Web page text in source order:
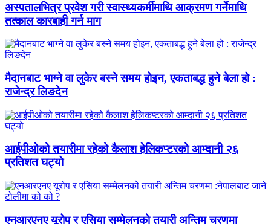
अस्पतालभित्र प्रवेश गरी स्वास्थ्यकर्मीमाथि आक्रमण गर्नेमाथि
तत्काल कारबाही गर्न माग
मैदानबाट भाग्ने वा लुकेर बस्ने समय होइन, एकताबद्ध हुने बेला हो :
राजेन्द्र लिङदेन
आईपीओको तयारीमा रहेको कैलाश हेलिकप्टरको आम्दानी २६
प्रतिशत घट्यो
एनआरएनए यूरोप र एसिया सम्मेलनको तयारी अन्तिम चरणमा